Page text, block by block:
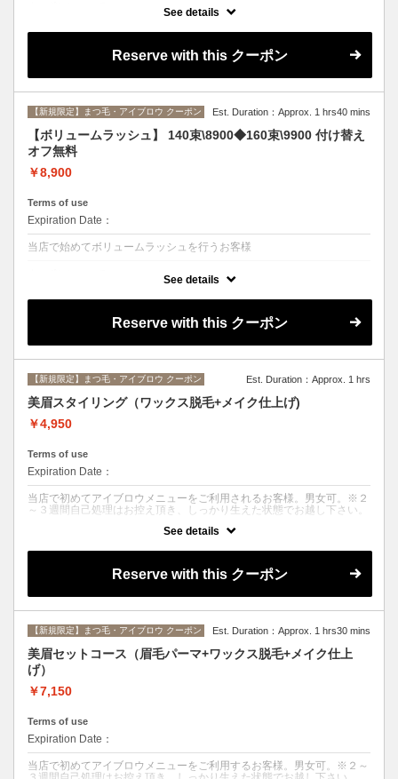
り◆自まつ毛への負担軽減◆1束の本数指定不可◆他券併用不可◆
See details
Reserve with this クーポン
【新規限定】まつ毛・アイブロウ クーポン Est. Duration：Approx. 1 hrs40 mins
【ボリュームラッシュ】 140束\8900◆160束\9900 付け替え
オフ無料
￥8,900
Terms of use
Expiration Date：
当店で始めてボリュームラッシュを行うお客様
り◆自まつ毛への負担軽減◆1束の本数指定不可◆他券併用不可◆
See details
Reserve with this クーポン
【新規限定】まつ毛・アイブロウ クーポン Est. Duration：Approx. 1 hrs
美眉スタイリング（ワックス脱毛+メイク仕上げ)
￥4,950
Terms of use
Expiration Date：
当店で初めてアイブロウメニューをご利用されるお客様。男女可。※２
～３週間自己処理はお控え頂き、しっかり生えた状態でお越し下さい。
≪ワックス脱毛＆メイク仕上げ≫ 黄金比を取りトレンド眉をデザイン
し、美容成分配合のソフトワックスで脱毛後、メイク仕上げ。ワックス
後は形が整い角質も取れしっとりツヤツヤに。毎日の眉メイクが楽にな
See details
Reserve with this クーポン
【新規限定】まつ毛・アイブロウ クーポン Est. Duration：Approx. 1 hrs30 mins
美眉セットコース（眉毛パーマ+ワックス脱毛+メイク仕上
げ）
￥7,150
Terms of use
Expiration Date：
当店で初めてアイブロウメニューをご利用するお客様。男女可。※２～